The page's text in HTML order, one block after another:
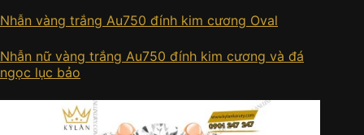
Nhẫn vàng trắng Au750 đính kim cương Oval
Nhẫn nữ vàng trắng Au750 đính kim cương và đá
ngọc lục bảo